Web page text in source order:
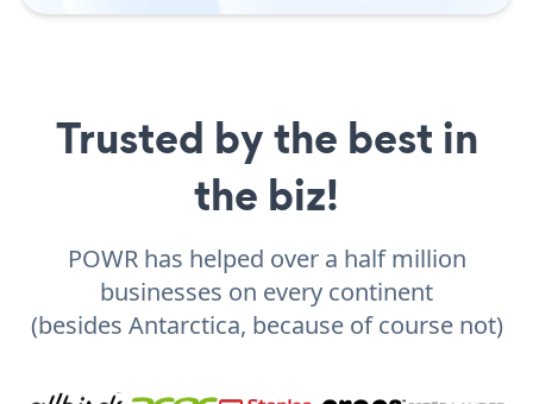
Trusted by the best in
the biz!
POWR has helped over a half million
businesses on every continent
(besides Antarctica, because of course not)